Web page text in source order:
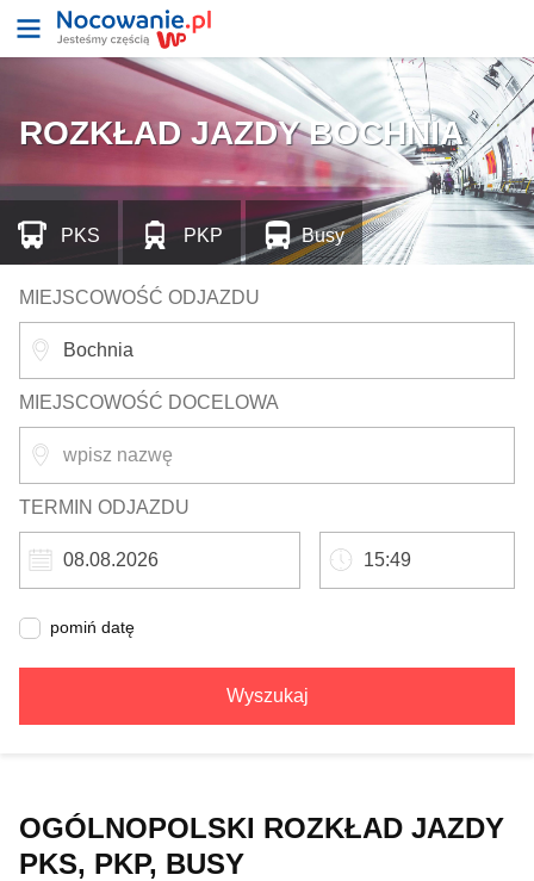
ROZKŁAD JAZDY BOCHNIA
MIEJSCOWOŚĆ ODJAZDU
MIEJSCOWOŚĆ DOCELOWA
TERMIN ODJAZDU
pomiń datę
Wyszukaj
PKS PKP Busy
OGÓLNOPOLSKI ROZKŁAD JAZDY
PKS, PKP, BUSY